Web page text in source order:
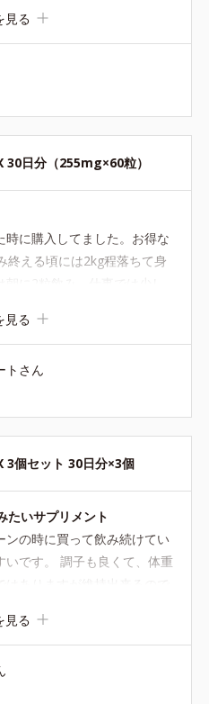
いますが目に見える効果が
す… どの位継続すると体がか
し続けてみたいのですが、
なければ継続は苦しいで
を見ながら継続は考えたいと
見る
30日分（255mg×60粒）
に購入してました。お得な
終える頃には2kg程落ちて身
に2粒飲み、仕事では少し
た。年齢的に体重が落ちに
も期待を込めてしばらく飲
でまたお得な3袋セットが
見る
トさん
3個セット 30日分×3個
たいサプリメント
ンの時に買って飲み続けてい
いです。 調子も良くて、体重
見る